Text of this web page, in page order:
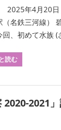
2025年4月20
（名鉄三河線）
回、初めて水族 (
読む
2021